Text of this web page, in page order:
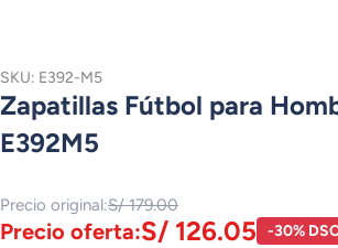
SKU: E392-M5
Zapatillas Fútbol para
E392M5
Precio original:S/ 179.00
Precio oferta:S/ 126.05 -30%